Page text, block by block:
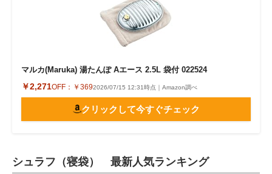
マルカ(Maruka) 湯たんぽ Aエース 2.5L 袋付 022524
￥2,271OFF： ￥3692026/07/15 12:31時点｜Amazon調べ
クリックして今すぐチェック
シュラフ（寝袋） 最新人気ランキング